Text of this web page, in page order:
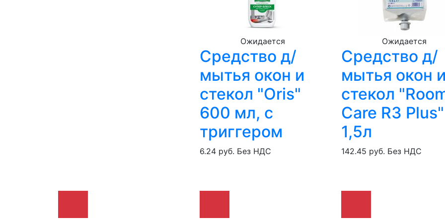
Ожидается
Средство д/
мытья окон и
стекол "Oris"
600 мл, с
триггером
6.24 руб. Без НДС
Ожидается
Средство д/
мытья окон
стекол
Care R3 Plus"
1,5л
142.45 руб. Без НДС